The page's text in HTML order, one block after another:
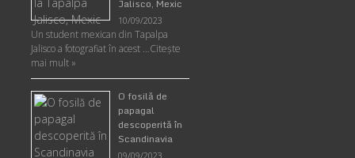
Jalisco, Mexic
10/09/2023
Un student mexican din Tapalpa
Jalisco a fotografiat în acest …Citește
mai mult »
O fosilă de
papagal
descoperită în
Scandinavia
09/09/2023